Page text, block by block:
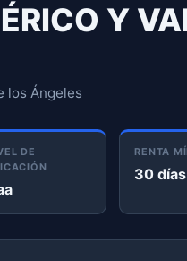
Y
los Ángeles
DE
RENTA
30 días